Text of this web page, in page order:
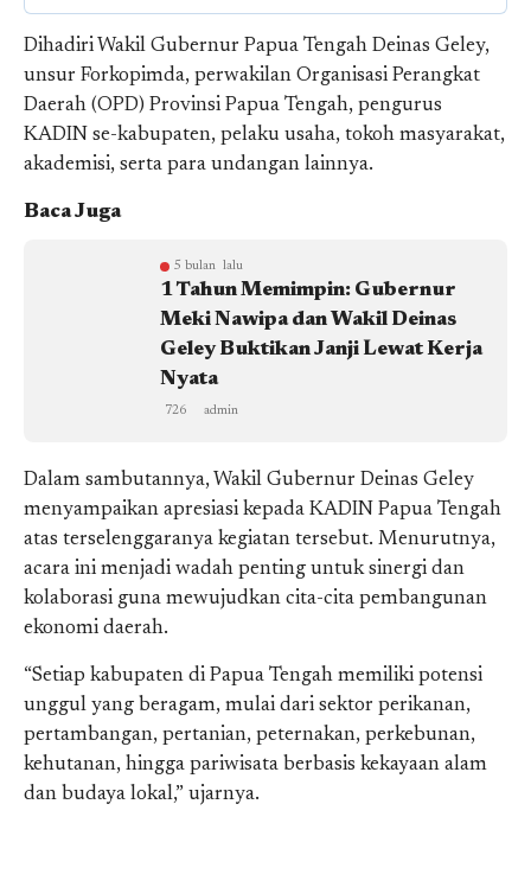
Dihadiri Wakil Gubernur Papua Tengah Deinas Geley,
unsur Forkopimda, perwakilan Organisasi Perangkat
Daerah (OPD) Provinsi Papua Tengah, pengurus
KADIN se-kabupaten, pelaku usaha, tokoh masyarakat,
akademisi, serta para undangan lainnya.
Baca Juga
5 bulan lalu
1 Tahun Memimpin: Gubernur
Meki Nawipa dan Wakil Deinas
Geley Buktikan Janji Lewat Kerja
Nyata
726 admin
Dalam sambutannya, Wakil Gubernur Deinas Geley
menyampaikan apresiasi kepada KADIN Papua Tengah
atas terselenggaranya kegiatan tersebut. Menurutnya,
acara ini menjadi wadah penting untuk sinergi dan
kolaborasi guna mewujudkan cita-cita pembangunan
ekonomi daerah.
“Setiap kabupaten di Papua Tengah memiliki potensi
unggul yang beragam, mulai dari sektor perikanan,
pertambangan, pertanian, peternakan, perkebunan,
kehutanan, hingga pariwisata berbasis kekayaan alam
dan budaya lokal,” ujarnya.